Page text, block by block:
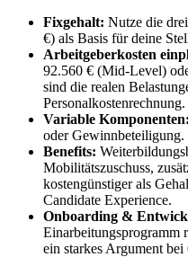
Fixgehalt: Nutze die
€) als Basis für deine
Arbeitgeberkosten
92.560 € (Mid-Level)
sind die realen
Personalkostenrechnung.
Variable Komponenten:
oder Gewinnbeteiligung.
Benefits:
Mobilitätszuschuss,
kostengünstiger als
Candidate Experience.
Onboarding &
Einarbeitungsprogramm
ein starkes Argument bei